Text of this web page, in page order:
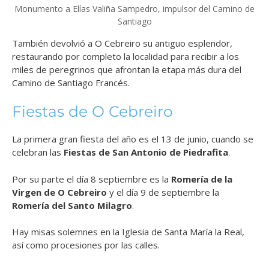
Monumento a Elías Valiña Sampedro, impulsor del Camino de
Santiago
También devolvió a O Cebreiro su antiguo esplendor,
restaurando por completo la localidad para recibir a los
miles de peregrinos que afrontan la etapa más dura del
Camino de Santiago Francés.
Fiestas de O Cebreiro
La primera gran fiesta del año es el 13 de junio, cuando se
celebran las Fiestas de San Antonio de Piedrafita.
Por su parte el día 8 septiembre es la Romería de la
Virgen de O Cebreiro y el día 9 de septiembre la
Romería del Santo Milagro.
Hay misas solemnes en la Iglesia de Santa María la Real,
así como procesiones por las calles.